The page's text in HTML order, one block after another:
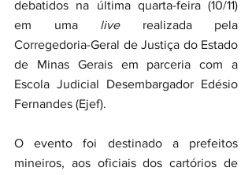
debatidos na última quarta-feira (10/11)
em uma live realizada pela
Corregedoria-Geral de Justiça do Estado
de Minas Gerais em parceria com a
Escola Judicial Desembargador Edésio
Fernandes (Ejef).
O evento foi destinado a prefeitos
mineiros, aos oficiais dos cartórios de